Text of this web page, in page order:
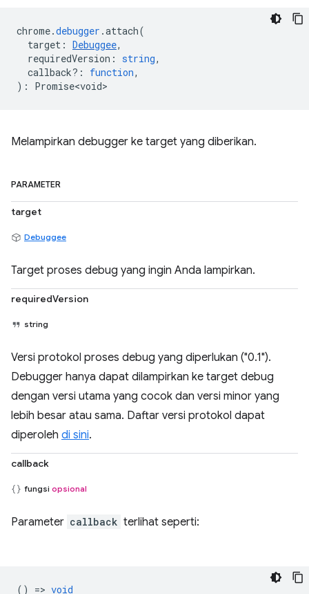
chrome.debugger .attach(
target : Debuggee,
requiredVersion : string,
callback? : function,
) : Promise<void>
Melampirkan debugger ke target yang diberikan.
PARAMETER
target
Debuggee
Target proses debug yang ingin Anda lampirkan.
requiredVersion
string
Versi protokol proses debug yang diperlukan ("0.1").
Debugger hanya dapat dilampirkan ke target debug
dengan versi utama yang cocok dan versi minor yang
lebih besar atau sama. Daftar versi protokol dapat
diperoleh di sini.
callback
fungsi opsional
Parameter callback terlihat seperti:
() => void